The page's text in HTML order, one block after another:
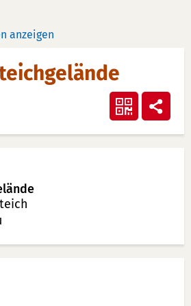
anzeigen
QR-
Code